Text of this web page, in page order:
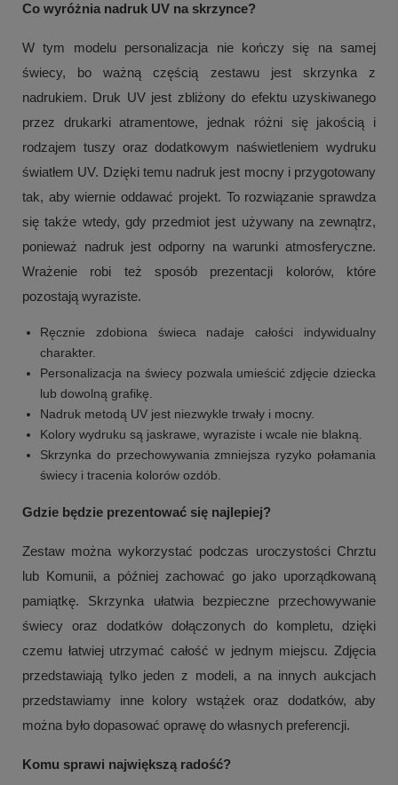
+1
Zobacz więcej
Co wyróżnia nadruk UV na skrzynce?
W tym modelu personalizacja nie kończy się na samej
świecy, bo ważną częścią zestawu jest skrzynka z
nadrukiem. Druk UV jest zbliżony do efektu uzyskiwanego
przez drukarki atramentowe, jednak różni się jakością i
rodzajem tuszy oraz dodatkowym naświetleniem wydruku
światłem UV. Dzięki temu nadruk jest mocny i przygotowany
tak, aby wiernie oddawać projekt. To rozwiązanie sprawdza
się także wtedy, gdy przedmiot jest używany na zewnątrz,
ponieważ nadruk jest odporny na warunki atmosferyczne.
Wrażenie robi też sposób prezentacji kolorów, które
pozostają wyraziste.
Ręcznie zdobiona świeca nadaje całości indywidualny
charakter.
Personalizacja na świecy pozwala umieścić zdjęcie dziecka
lub dowolną grafikę.
Nadruk metodą UV jest niezwykle trwały i mocny.
Kolory wydruku są jaskrawe, wyraziste i wcale nie blakną.
Skrzynka do przechowywania zmniejsza ryzyko połamania
świecy i tracenia kolorów ozdób.
Gdzie będzie prezentować się najlepiej?
Zestaw można wykorzystać podczas uroczystości Chrztu
lub Komunii, a później zachować go jako uporządkowaną
pamiątkę. Skrzynka ułatwia bezpieczne przechowywanie
świecy oraz dodatków dołączonych do kompletu, dzięki
czemu łatwiej utrzymać całość w jednym miejscu. Zdjęcia
przedstawiają tylko jeden z modeli, a na innych aukcjach
przedstawiamy inne kolory wstążek oraz dodatków, aby
można było dopasować oprawę do własnych preferencji.
Komu sprawi największą radość?